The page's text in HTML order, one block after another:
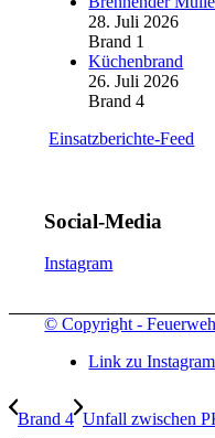
28. Juli 2026
Brand 1
Küchenbrand
26. Juli 2026
Brand 4
Einsatzberichte-Feed
Social-Media
Instagram
© Copyright -
Link zu Instagram
Brand 4 Unfall zwischen